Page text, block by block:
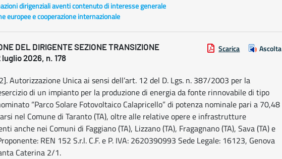
dirigenziali aventi contenuto di interesse generale
europee e cooperazione internazionale
DEL DIRIGENTE SEZIONE TRANSIZIONE
luglio 2026, n. 178
Scarica Ascolta
Autorizzazione Unica ai sensi dell’art. 12 del D. Lgs. n. 387/2003 per la
di un impianto per la produzione di energia da fonte rinnovabile di tipo
“Parco Solare Fotovoltaico Calapricello” di potenza nominale pari a 70,48
nel Comune di Taranto (TA), oltre alle relative opere e infrastrutture
anche nei Comuni di Faggiano (TA), Lizzano (TA), Fragagnano (TA), Sava (TA) e
REN 152 S.r.l. C.F. e P. IVA: 2620390993 Sede Legale: 16123, Genova
Caterina 2/1.